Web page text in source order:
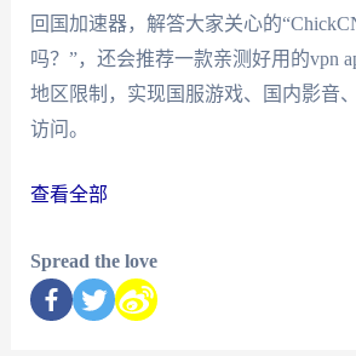
回国加速器，解答大家关心的
吗？”，还会推荐一款亲测好用的vpn
地区限制，实现国服游戏、国内影音
访问。
查看全部
Spread the love